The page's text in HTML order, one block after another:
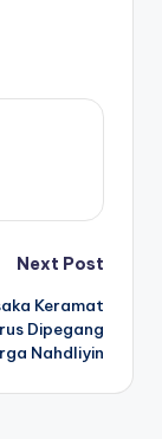
Next Post
Keramat
Dipegang
Nahdliyin